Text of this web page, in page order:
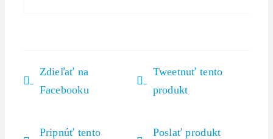
Zdieľať na
Facebooku
Tweetnuť tento
produkt
Pripnúť tento
Poslať produkt